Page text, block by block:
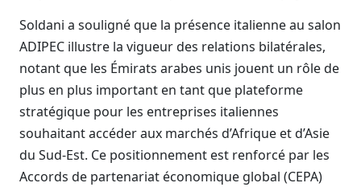
Soldani a souligné que la présence italienne au salon
ADIPEC illustre la vigueur des relations bilatérales,
notant que les Émirats arabes unis jouent un rôle de
plus en plus important en tant que plateforme
stratégique pour les entreprises italiennes
souhaitant accéder aux marchés d’Afrique et d’Asie
du Sud-Est. Ce positionnement est renforcé par les
Accords de partenariat économique global (CEPA)